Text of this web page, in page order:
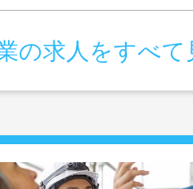
の求人をすべて